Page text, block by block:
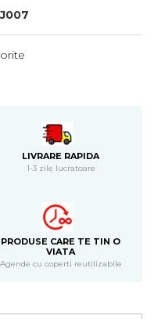
LIVRARE RAPIDA
1-3 zile lucratoare
PRODUSE CARE TE TIN O
VIATA
Agende cu coperti reutilizabile